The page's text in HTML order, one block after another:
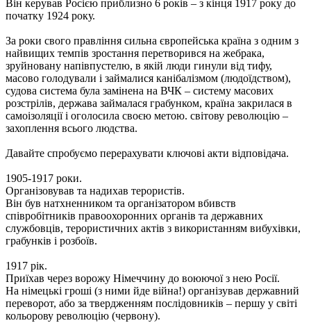
Він керував Росією приблизно 6 років – з кінця 1917 року до
початку 1924 року.
За роки свого правління сильна європейська країна з одним з
найвищих темпів зростання перетворився на жебрака,
зруйновану напівпустелю, в якій люди гинули від тифу,
масово голодували і займалися канібалізмом (людоїдством),
судова система була замінена на ВЧК – систему масових
розстрілів, держава займалася грабунком, країна закрилася в
самоізоляції і оголосила своєю метою. світову революцію –
захоплення всього людства.
Давайте спробуємо перерахувати ключові акти відповідача.
1905-1917 роки.
Організовував та надихав терористів.
Він був натхненником та організатором вбивств
співробітників правоохоронних органів та державних
службовців, терористичних актів з використанням вибухівки,
грабунків і розбоїв.
1917 рік.
Приїхав через ворожу Німеччину до воюючої з нею Росії.
На німецькі гроші (з ними йде війна!) організував державний
переворот, або за твердженням послідовників – першу у світі
кольорову революцію (червону).